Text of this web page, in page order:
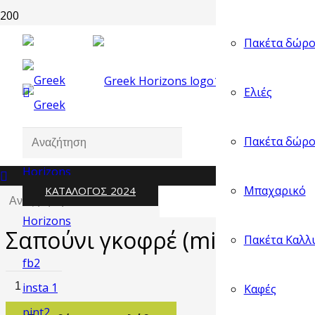
Λίστα
ΚΑΤΑΛΟΓΟΣ 2024
Πακέτα
Ελιές
Πακέτα
Μπαχαρικό
Πακέτα
Καφές
Αρχική σελίδα/Σαπούνια Σαπούνι γκοφρέ (mini welle)
Σαπούνι γκοφρέ (mini welle)
Σαπούνι
γκοφρέ